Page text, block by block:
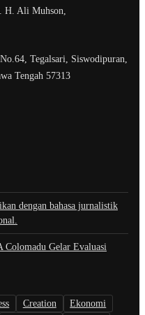
H. Ali Muhson,
Tegalsari, Siswodipuran,
Tengah 57313
dengan bahasa jurnalistik
Colomadu Gelar Evaluasi
Creation Ekonomi